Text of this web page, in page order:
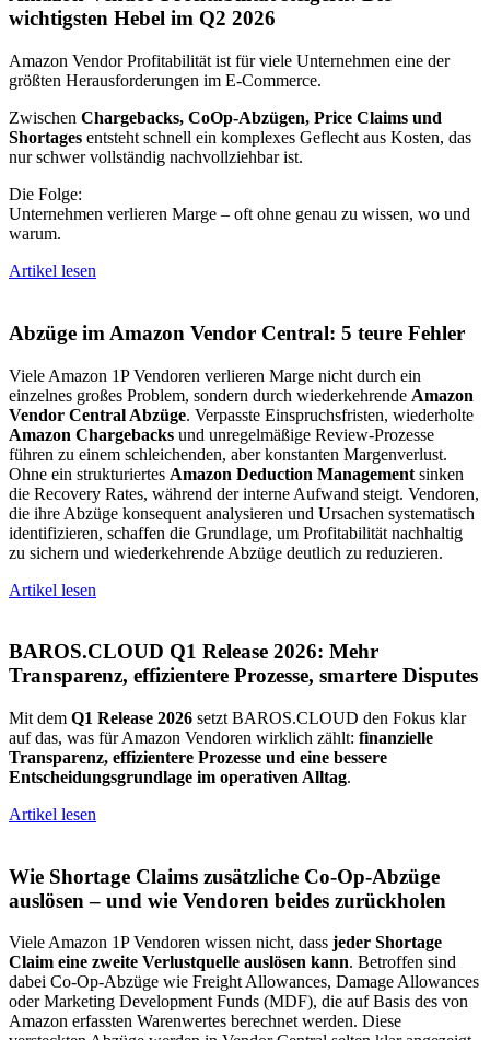
wichtigsten Hebel im Q2 2026
Amazon Vendor Profitabilität ist für viele Unternehmen eine der
größten Herausforderungen im E-Commerce.
Zwischen Chargebacks, CoOp-Abzügen, Price Claims und
Shortages entsteht schnell ein komplexes Geflecht aus Kosten, das
nur schwer vollständig nachvollziehbar ist.
Die Folge:
Unternehmen verlieren Marge – oft ohne genau zu wissen, wo und
warum.
Artikel lesen
Abzüge im Amazon Vendor Central: 5 teure Fehler
Viele Amazon 1P Vendoren verlieren Marge nicht durch ein
einzelnes großes Problem, sondern durch wiederkehrende Amazon
Vendor Central Abzüge. Verpasste Einspruchsfristen, wiederholte
Amazon Chargebacks und unregelmäßige Review-Prozesse
führen zu einem schleichenden, aber konstanten Margenverlust.
Ohne ein strukturiertes Amazon Deduction Management sinken
die Recovery Rates, während der interne Aufwand steigt. Vendoren,
die ihre Abzüge konsequent analysieren und Ursachen systematisch
identifizieren, schaffen die Grundlage, um Profitabilität nachhaltig
zu sichern und wiederkehrende Abzüge deutlich zu reduzieren.
Artikel lesen
BAROS.CLOUD Q1 Release 2026: Mehr
Transparenz, effizientere Prozesse, smartere Disputes
Mit dem Q1 Release 2026 setzt BAROS.CLOUD den Fokus klar
auf das, was für Amazon Vendoren wirklich zählt: finanzielle
Transparenz, effizientere Prozesse und eine bessere
Entscheidungsgrundlage im operativen Alltag.
Artikel lesen
Wie Shortage Claims zusätzliche Co‑Op‑Abzüge
auslösen – und wie Vendoren beides zurückholen
Viele Amazon 1P Vendoren wissen nicht, dass jeder Shortage
Claim eine zweite Verlustquelle auslösen kann. Betroffen sind
dabei Co-Op-Abzüge wie Freight Allowances, Damage Allowances
oder Marketing Development Funds (MDF), die auf Basis des von
Amazon erfassten Warenwertes berechnet werden. Diese